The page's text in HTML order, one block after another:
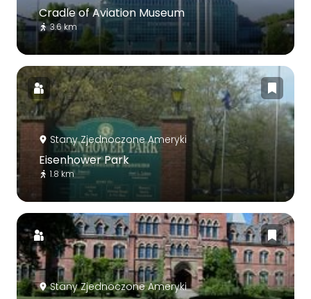
Cradle of Aviation Museum
3.6 km
Stany Zjednoczone Ameryki
Eisenhower Park
1.8 km
Stany Zjednoczone Ameryki